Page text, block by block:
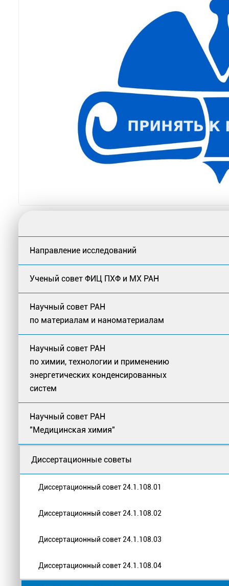
Направление исследований
Ученый совет ФИЦ ПХФ и МХ РАН
Научный совет РАН
по материалам и наноматериалам
Научный совет РАН
по химии, технологии и применению
энергетических конденсированных
систем
Научный совет РАН
"Медицинская химия"
Диссертационные советы
Диссертационный совет 24.1.108.01
Диссертационный совет 24.1.108.02
Диссертационный совет 24.1.108.03
Диссертационный совет 24.1.108.04